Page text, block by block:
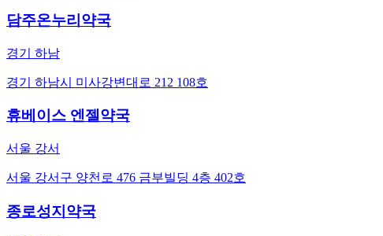
담주온누리약국
경기 하남
경기 하남시 미사강변대로 212 108호
휴베이스 엔젤약국
서울 강서
서울 강서구 양천로 476 금부빌딩 4층 402호
종로성지약국